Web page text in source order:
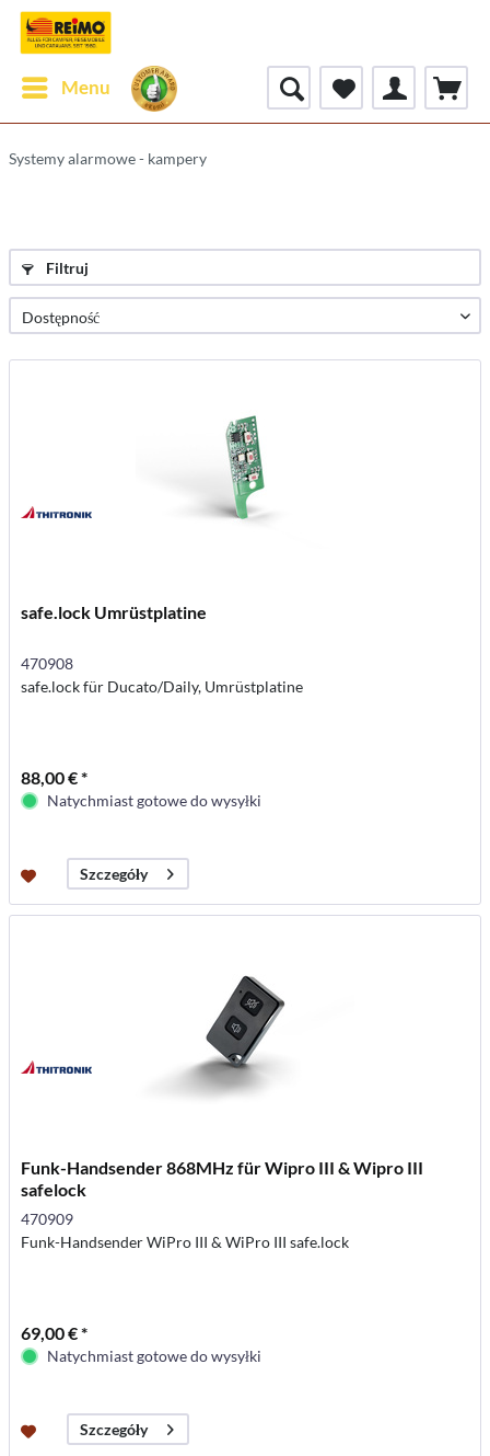
Menu
Systemy alarmowe - kampery
Filtruj
safe.lock Umrüstplatine
470908
safe.lock für Ducato/Daily, Umrüstplatine
88,00 € *
Natychmiast gotowe do wysyłki
Szczegóły
Funk-Handsender 868MHz für Wipro III & Wipro III
safelock
470909
Funk-Handsender WiPro III & WiPro III safe.lock
69,00 € *
Natychmiast gotowe do wysyłki
Szczegóły